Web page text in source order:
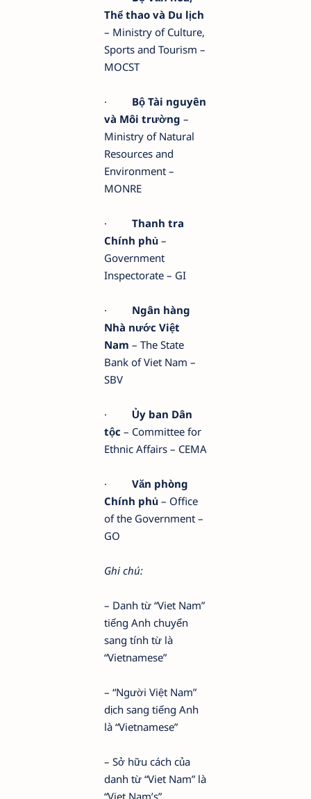
Thể thao và Du lịch
– Ministry of Culture,
Sports and Tourism –
MOCST
· Bộ Tài nguyên
và Môi trường –
Ministry of Natural
Resources and
Environment –
MONRE
· Thanh tra
Chính phủ –
Government
Inspectorate – GI
· Ngân hàng
Nhà nước Việt
Nam – The State
Bank of Viet Nam –
SBV
· Ủy ban Dân
tộc – Committee for
Ethnic Affairs – CEMA
· Văn phòng
Chính phủ – Office
of the Government –
GO
Ghi chú:
– Danh từ “Viet Nam”
tiếng Anh chuyển
sang tính từ là
“Vietnamese”
– “Người Việt Nam”
dịch sang tiếng Anh
là “Vietnamese”
– Sở hữu cách của
danh từ “Viet Nam” là
“Viet Nam’s”